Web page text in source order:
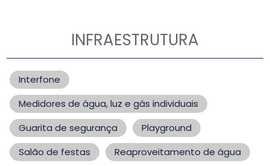
INFRAESTRUTURA
Interfone
Medidores de água, luz e gás individuais
Guarita de segurança
Playground
Salão de festas
Reaproveitamento de água